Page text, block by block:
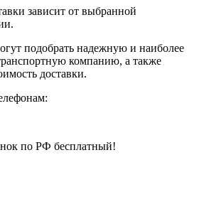
зависит от выбранной
подобрать надежную и наиболее
компанию, а также
доставки.
по РФ бесплатный!